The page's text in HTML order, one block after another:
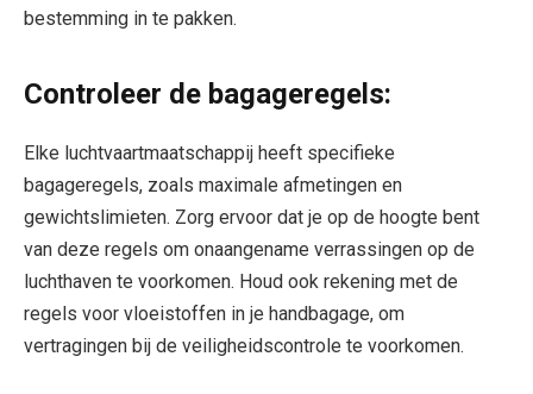
bestemming in te pakken.
Controleer de bagageregels:
Elke luchtvaartmaatschappij heeft specifieke
bagageregels, zoals maximale afmetingen en
gewichtslimieten. Zorg ervoor dat je op de hoogte bent
van deze regels om onaangename verrassingen op de
luchthaven te voorkomen. Houd ook rekening met de
regels voor vloeistoffen in je handbagage, om
vertragingen bij de veiligheidscontrole te voorkomen.